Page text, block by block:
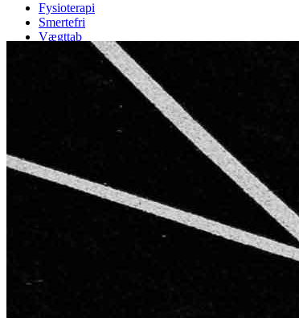
Fysioterapi
Smertefri
Vægttab